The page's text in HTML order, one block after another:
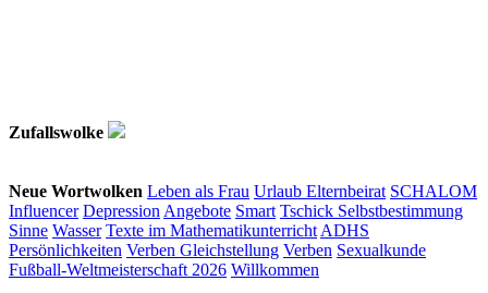
Zufallswolke
Neue Wortwolken Leben als Frau Urlaub Elternbeirat SCHALOM
Influencer Depression Angebote Smart Tschick Selbstbestimmung
Sinne Wasser Texte im Mathematikunterricht ADHS
Persönlichkeiten Verben Gleichstellung Verben Sexualkunde
Fußball-Weltmeisterschaft 2026 Willkommen